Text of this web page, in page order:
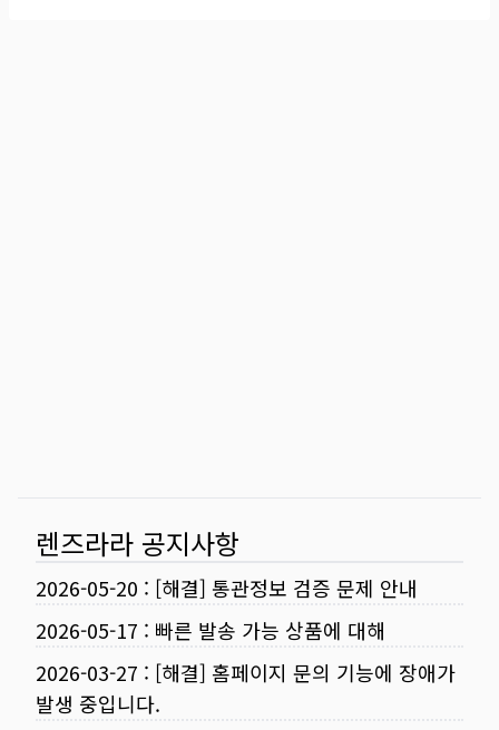
렌즈라라 공지사항
2026-05-20 : [해결] 통관정보 검증 문제 안내
2026-05-17 : 빠른 발송 가능 상품에 대해
2026-03-27 : [해결] 홈페이지 문의 기능에 장애가
발생 중입니다.